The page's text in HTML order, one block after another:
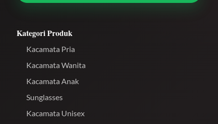
Kategori Produk
Kacamata Pria
Kacamata Wanita
Kacamata Anak
Sunglasses
Kacamata Unisex